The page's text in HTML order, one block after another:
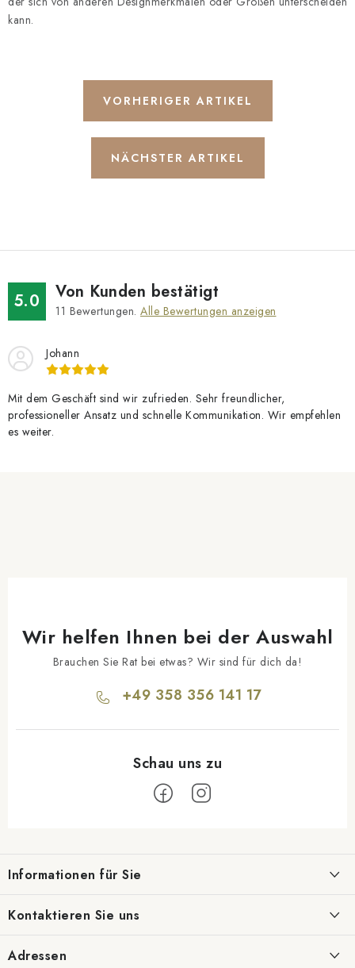
kann.
VORHERIGER ARTIKEL
NÄCHSTER ARTIKEL
5.0 Von Kunden bestätigt
11 Bewertungen. Alle Bewertungen anzeigen
Johann
Mit dem Geschäft sind wir zufrieden. Sehr freundlicher,
professioneller Ansatz und schnelle Kommunikation. Wir empfehlen
es weiter.
Wir helfen Ihnen bei der Auswahl
Brauchen Sie Rat bei etwas? Wir sind für dich da!
+49 358 356 141 17
ß
z
e
Informationen für Sie
Geschäftsbewertung
Kontaktieren Sie uns
Adressen